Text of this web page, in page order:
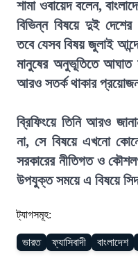
শামা ওবায়েদ বলেন,
বিভিন্ন বিষয়ে দুই
তবে যেসব বিষয় জুলাই
মানুষের অনুভূতিতে আঘাত
আরও সতর্ক থাকার
ব্রিফিংয়ে তিনি আরও
না, সে বিষয়ে এখনো
সরকারের নীতিগত ও
উপযুক্ত সময়ে এ বিষয়ে
ট্যাগসমূহ:
ভারত ফ্যাসিবাদী বাংলাদেশ